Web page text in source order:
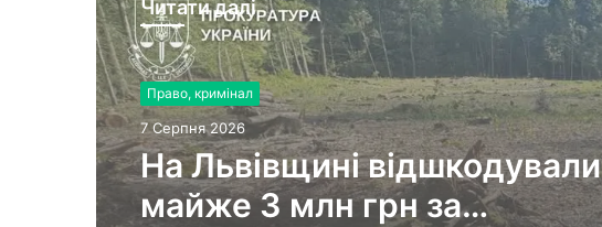
Читати далі
Право, кримінал
7 Серпня 2026
На Львівщині відшкодували
майже 3 млн грн за